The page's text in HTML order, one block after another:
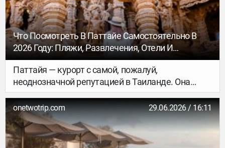
Что Посмотреть В Паттайе Самостоятельно В
2026 Году: Пляжи, Развлечения, Отели И
Рестораны
Паттайя — курорт с самой, пожалуй,
неоднозначной репутацией в Таиланде. Она
сформировалась еще несколько десятилетий
назад, когда город стал известен благодаря
доступным ночным развлечениям. Паттайя
давно вышла за рамки этого стереотипа:
сегодня здесь сочетается атмосфера семейного
onetwotrip.com 29.06.2026 / 16:11